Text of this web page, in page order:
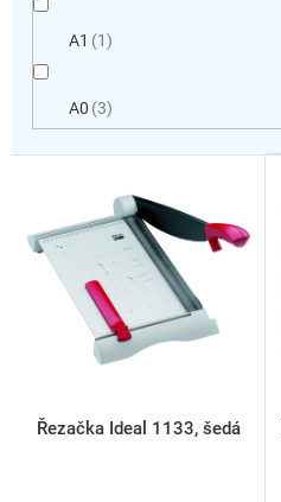
A1 1
A0 3
V
Řezačka Ideal 1133, šedá